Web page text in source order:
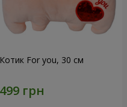
Котик For you, 30 см